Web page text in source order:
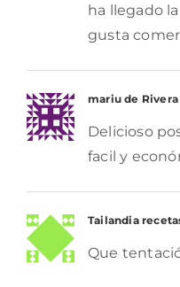
ha llegado
gusta comer
mariu de Rivera
Delicioso
facil y
Tailandia
Que